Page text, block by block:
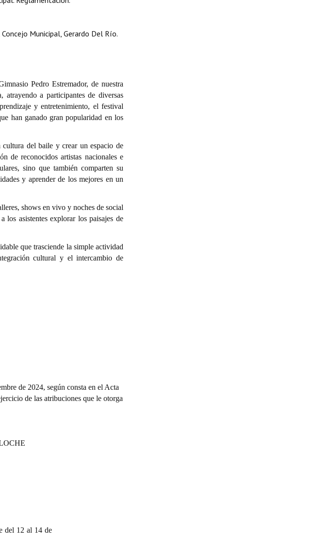
Municipal, Gerardo Del Río.
Pedro Estremador, de nuestra
a participantes de diversas
y entretenimiento, el festival
han ganado gran popularidad en los
del baile y crear un espacio de
de reconocidos artistas nacionales e
sino que también comparten su
y aprender de los mejores en un
shows en vivo y noches de social
los asistentes explorar los paisajes de
que trasciende la simple actividad
cultural y el intercambio de
de 2024, según consta en el Acta
de las atribuciones que le otorga
del 12 al 14 de